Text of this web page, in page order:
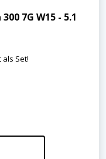
7G W15 - 5.1
Set!